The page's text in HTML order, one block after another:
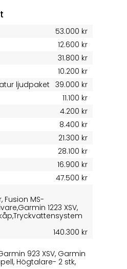
53.000 kr
12.600 kr
31.800 kr
10.200 kr
ljudpaket 39.000 kr
11.100 kr
4.200 kr
8.400 kr
21.300 kr
28.100 kr
16.900 kr
47.500 kr
Fusion MS-
1223 XSV,
140.300 kr
923 XSV, Garmin
Högtalare- 2 stk,